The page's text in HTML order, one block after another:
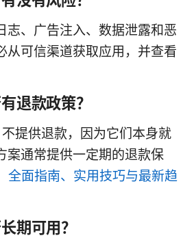
志、广告注入、数据泄露和恶
从可信渠道获取应用，并查看
退款政策？
提供退款，因为它们本身就
案通常提供一定期的退款保
全面指南、实用技巧与最新趋
期可用？